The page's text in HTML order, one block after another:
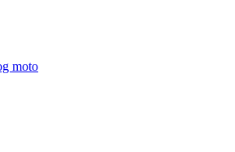
moto